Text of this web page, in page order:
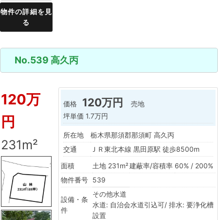
物件の詳細を見
る
No.539 高久丙
120万
円
231m²
価格 120万円
売地
坪単価 1.7万円
所在地
栃木県那須郡那須町 高久丙
交通
ＪＲ東北本線 黒田原駅 徒歩8500m
面積
土地 231m²建蔽率/容積率 60% / 200%
物件番号 539
設備・条
件
その他水道
水道: 自治会水道引込可/ 排水: 要浄化槽
設置